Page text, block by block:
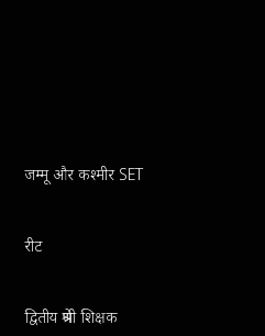
जम्मू और कश्मीर SET
रीट
द्वितीय श्रेणी शिक्षक